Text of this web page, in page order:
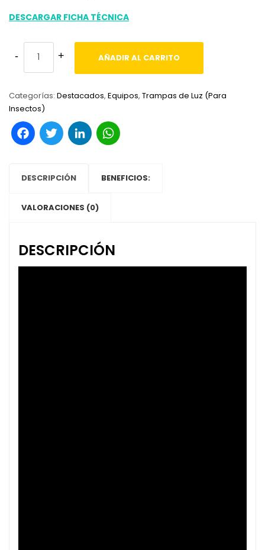
DESCARGAR FICHA TÉCNICA
AÑADIR AL CARRITO
Categorías: Destacados, Equipos, Trampas de Luz (Para
Insectos)
Facebook
TwitterLinkedIn
DESCRIPCIÓN BENEFICIOS:
VALORACIONES (0)
DESCRIPCIÓN